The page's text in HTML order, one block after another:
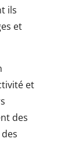
ils
et
et
des